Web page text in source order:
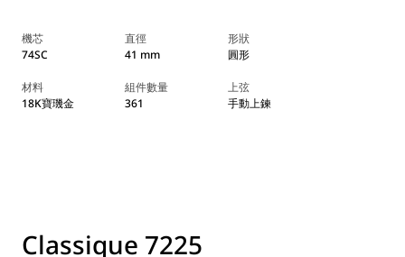
機芯
74SC
直徑
41 mm
形狀
圓形
材料
18K寶璣金
組件數量
361
上弦
手動上鍊
Classique 7225